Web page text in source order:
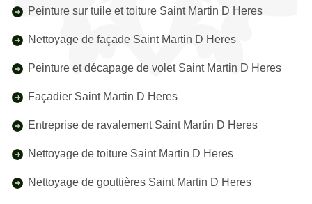
Peinture sur tuile et toiture Saint Martin D Heres
Nettoyage de façade Saint Martin D Heres
Peinture et décapage de volet Saint Martin D Heres
Façadier Saint Martin D Heres
Entreprise de ravalement Saint Martin D Heres
Nettoyage de toiture Saint Martin D Heres
Nettoyage de gouttières Saint Martin D Heres